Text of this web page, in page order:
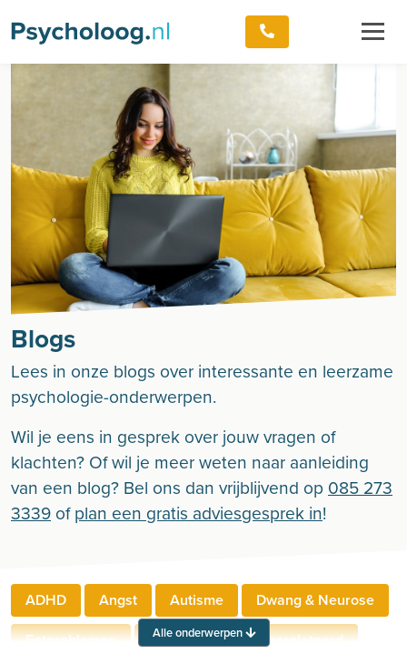
Blogs
Lees in onze blogs over interessante en leerzame
psychologie-onderwerpen.
Wil je eens in gesprek over jouw vragen of
klachten? Of wil je meer weten naar aanleiding
van een blog? Bel ons dan vrijblijvend op 085 273
3339 ofplan een gratis adviesgesprek in!
ADHD Angst Autisme
Dwang & Neurose
Eetproblemen
Relaties
Werkgerelateerd
Alle onderwerpen